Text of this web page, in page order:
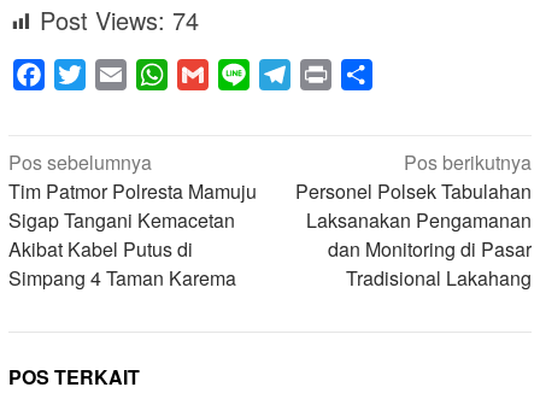
Post Views: 74
Facebook
Twitter Email WhatsApp
Gmail Line Telegram
Print
Navigasi
pos
Pos sebelumnya
Tim Patmor Polresta Mamuju
Sigap Tangani Kemacetan
Akibat Kabel Putus di
Simpang 4 Taman Karema
Pos berikutnya
Personel Polsek Tabulahan
Laksanakan Pengamanan
dan Monitoring di Pasar
Tradisional Lakahang
POS TERKAIT